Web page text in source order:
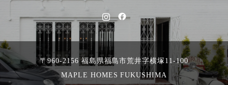
〒960-2156 福島県福島市荒井字横塚11-100
MAPLE HOMES FUKUSHIMA